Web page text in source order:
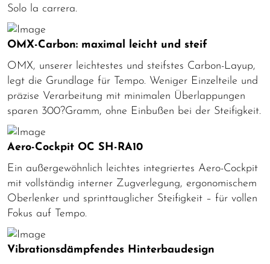
Solo la carrera.
OMX-Carbon: maximal leicht und steif
OMX, unserer leichtestes und steifstes Carbon-Layup,
legt die Grundlage für Tempo. Weniger Einzelteile und
präzise Verarbeitung mit minimalen Überlappungen
sparen 300?Gramm, ohne Einbußen bei der Steifigkeit.
Aero-Cockpit OC SH-RA10
Ein außergewöhnlich leichtes integriertes Aero-Cockpit
mit vollständig interner Zugverlegung, ergonomischem
Oberlenker und sprinttauglicher Steifigkeit – für vollen
Fokus auf Tempo.
Vibrationsdämpfendes Hinterbaudesign